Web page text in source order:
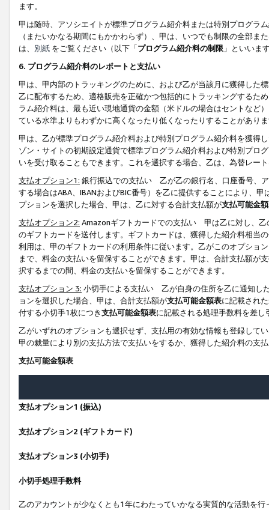
ます。
甲は随時、アソシエイトが標準プログラム紹介料または特別プログラ
（またいかなる期間にもかかわらず）、甲は、いつでも制限の全部
は、 別紙 をご覧ください（以下「プログラム紹介料の制限 」といいま
6. プログラム紹介料のレポートと支払い
甲は、甲内部のトラッキングのために、および乙が当該月に獲得した
乙に配布するため、適格販売を正確かつ包括的にトラッキングするた
ラム紹介料は、最も近い現地通貨の金額（米ドルの場合はセントなど
ている水準よりもわずかに高くなったり低くなったりすることがあり
甲は、乙が標準プログラム紹介料および特別プログラム紹介料を獲得
ゾン・サイトの初期設定通貨で標準プログラム紹介料および特別プロ
いを受け取ることもできます。これを選択する場合、乙は、為替レー
支払オプション1: 銀行振込での支払い 乙が乙の銀行名、口座番号、
する場合はABA、IBANおよびBIC番号）を乙に提供することにより、
プションを選択した場合、甲は、乙に対する合計支払額が支払可能金
支払オプション2: Amazonギフトカードでの支払い 甲は乙に対し、乙
のギフトカードを送付します。ギフトカードは、獲得した紹介料相当
利用は、甲のギフトカードの利用条件に従います。乙がこのオプショ
まで、料金の支払いを留保することができます。甲は、合計支払額が
択するまでの間、料金の支払いを留保することができます。
支払オプション 3: 小切手による支払い 乙が自身の住所を乙に通知し
ョンを選択した場合、甲は、合計支払額が支払可能金額表に記載され
付する小切手1枚につき支払可能金額表に記載される処理手数料を差し
乙がいずれのオプションも選択せず、支払用の有効な情報も登録して
甲の裁量により別の支払方法で支払いをするか、獲得した紹介料の支
支払可能金額表
支払オプション1 (振込)
支払オプション2 (ギフトカード)
支払オプション3 (小切手)
小切手処理手数料
乙のアカウントが少なくとも1年にわたっていかなる実質的な活動を